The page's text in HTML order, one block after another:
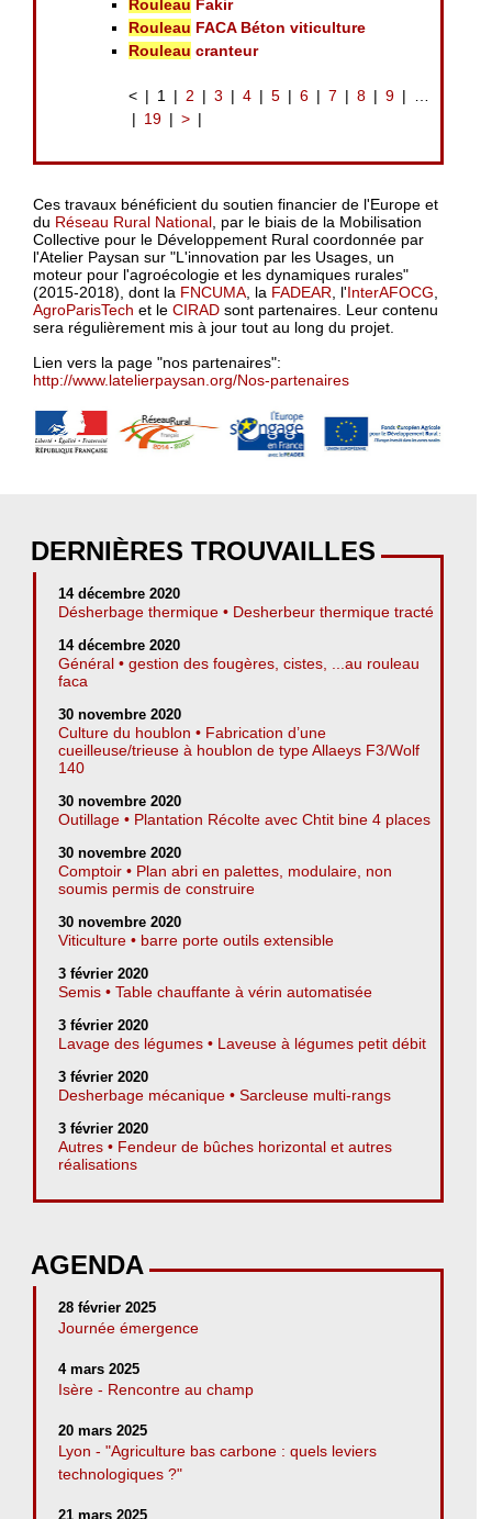
Rouleau Fakir
Rouleau FACA Béton viticulture
Rouleau cranteur
< 1 2 3 4 5 6 7 8 9
…
19
>
Ces travaux bénéficient du soutien financier de l'Europe et
du Réseau Rural National, par le biais de la Mobilisation
Collective pour le Développement Rural coordonnée par
l'Atelier Paysan sur "L'innovation par les Usages, un
moteur pour l'agroécologie et les dynamiques rurales"
(2015-2018), dont la FNCUMA, la FADEAR, l'InterAFOCG,
AgroParisTech et le CIRAD sont partenaires. Leur contenu
sera régulièrement mis à jour tout au long du projet.
Lien vers la page "nos partenaires":
http://www.latelierpaysan.org/Nos-partenaires
DERNIÈRES TROUVAILLES
14 décembre 2020
Désherbage thermique • Desherbeur thermique tracté
14 décembre 2020
Général • gestion des fougères, cistes, ...au rouleau
faca
30 novembre 2020
Culture du houblon • Fabrication d’une
cueilleuse/trieuse à houblon de type Allaeys F3/Wolf
140
30 novembre 2020
Outillage • Plantation Récolte avec Chtit bine 4 places
30 novembre 2020
Comptoir • Plan abri en palettes, modulaire, non
soumis permis de construire
30 novembre 2020
Viticulture • barre porte outils extensible
3 février 2020
Semis • Table chauffante à vérin automatisée
3 février 2020
Lavage des légumes • Laveuse à légumes petit débit
3 février 2020
Desherbage mécanique • Sarcleuse multi-rangs
3 février 2020
Autres • Fendeur de bûches horizontal et autres
réalisations
AGENDA
28 février 2025
Journée émergence
4 mars 2025
Isère - Rencontre au champ
20 mars 2025
Lyon - "Agriculture bas carbone : quels leviers
technologiques ?"
21 mars 2025